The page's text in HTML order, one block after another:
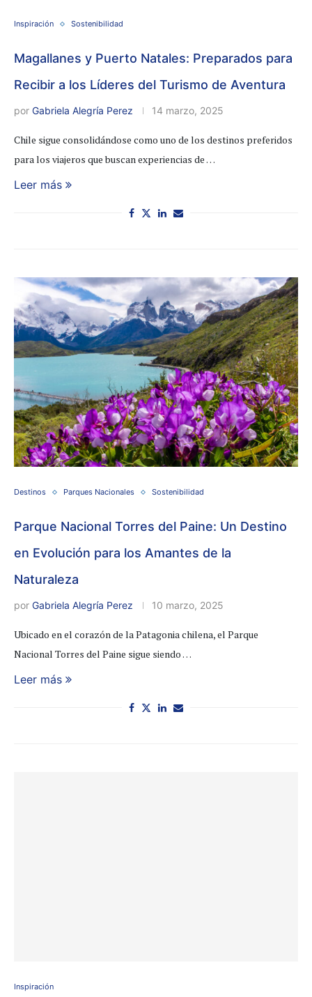
Inspiración Sostenibilidad
Magallanes y Puerto Natales: Preparados para
Recibir a los Líderes del Turismo de Aventura
por Gabriela Alegría Perez 14 marzo, 2025
Chile sigue consolidándose como uno de los destinos preferidos
para los viajeros que buscan experiencias de …
Leer más
Destinos Parques Nacionales Sostenibilidad
Parque Nacional Torres del Paine: Un Destino
en Evolución para los Amantes de la
Naturaleza
por Gabriela Alegría Perez 10 marzo, 2025
Ubicado en el corazón de la Patagonia chilena, el Parque
Nacional Torres del Paine sigue siendo …
Leer más
Inspiración